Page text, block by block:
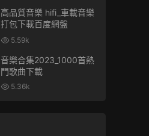
高品質音樂 hifi_車載音樂
打包下載百度網盤
5.59k
音樂合集2023_1000首熱
門歌曲下載
5.36k